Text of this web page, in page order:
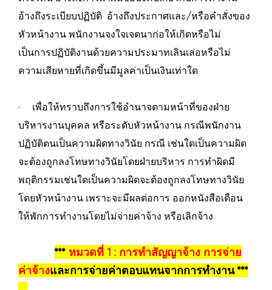
อ้างถึงระเบียบปฏิบัติ อ้างถึงประกาศและ/หรือคำสั่งของ
หัวหน้างาน พนักงานจงใจเจตนาก่อให้เกิดหรือไม่
เป็นการปฏิบัติงานด้วยความประมาทเลินเล่อหรือไม่
ความเสียหายที่เกิดขึ้นมีมูลค่าเป็นเงินเท่าใด
· เพื่อให้ทราบถึงการใช้อำนาจตามหน้าที่ของฝ่าย
บริหารงานบุคคล หรือระดับหัวหน้างาน กรณีพนักงาน
ปฏิบัติตนเป็นความผิดทางวินัย กรณี เช่นใดเป็นความผิด
จะต้องถูกลงโทษทางวินัยโดยฝ่ายบริหาร การทำผิดมี
พฤติกรรมเช่นใดเป็นความผิดจะต้องถูกลงโทษทางวินัย
โดยหัวหน้างาน เพราะจะมีผลต่อการ ออกหนังสือเตือน
ให้พักการทำงานโดยไม่จ่ายค่าจ้าง หรือเลิกจ้าง
*** หมวดที่ 1 : การทำสัญญาจ้าง การจ่าย
ค่าจ้างและการจ่ายค่าตอบแทนจากการทำงาน ***